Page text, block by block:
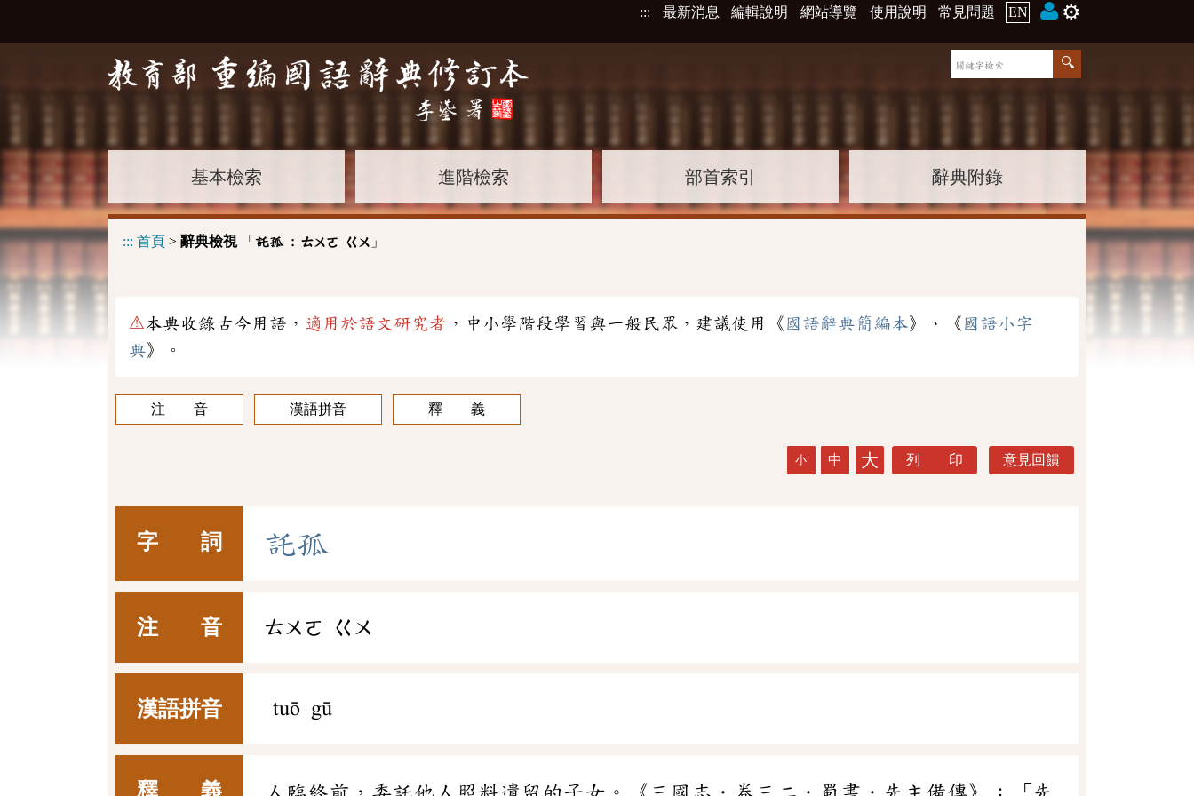
::: 最新消息 編輯說明 網站導覽 使用說明 常見問題 EN ⚙️
基本檢索 進階檢索 部首索引 辭典附錄
::: 首頁 > 辭典檢視「 託孤 : ㄊㄨㄛ ㄍㄨ 」
⚠本典收錄古今用語， 適用於語文研究者 ，中小學階段學習與一般民眾，建議使用《 國語辭典簡編本》、《 國語小字
典》。
注 音 漢語拼音 釋 義
小 中 大 列 印 意見回饋
字 詞 託孤
注 音 ㄊㄨㄛ ㄍㄨ
漢語拼音 tuō gū
釋 義